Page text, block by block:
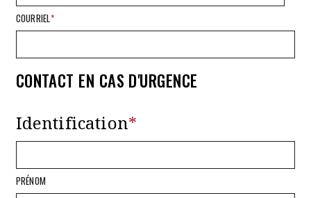
COURRIEL*
CONTACT EN CAS D'URGENCE
Identification*
PRÉNOM